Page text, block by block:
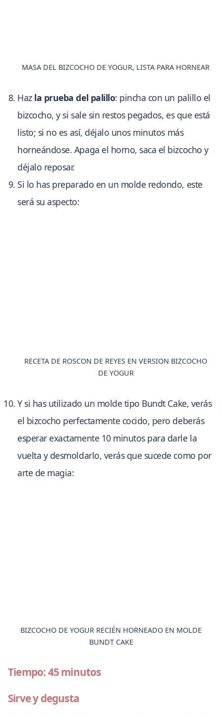
MASA DEL BIZCOCHO DE YOGUR, LISTA PARA HORNEAR
Haz la prueba del palillo: pincha con un palillo el
bizcocho, y si sale sin restos pegados, es que está
listo; si no es así, déjalo unos minutos más
horneándose. Apaga el horno, saca el bizcocho y
déjalo reposar.
Si lo has preparado en un molde redondo, este
será su aspecto:
RECETA DE ROSCON DE REYES EN VERSION BIZCOCHO
DE YOGUR
Y si has utilizado un molde tipo Bundt Cake, verás
el bizcocho perfectamente cocido, pero deberás
esperar exactamente 10 minutos para darle la
vuelta y desmoldarlo, verás que sucede como por
arte de magia:
BIZCOCHO DE YOGUR RECIÉN HORNEADO EN MOLDE
BUNDT CAKE
Tiempo: 45 minutos
Sirve y degusta